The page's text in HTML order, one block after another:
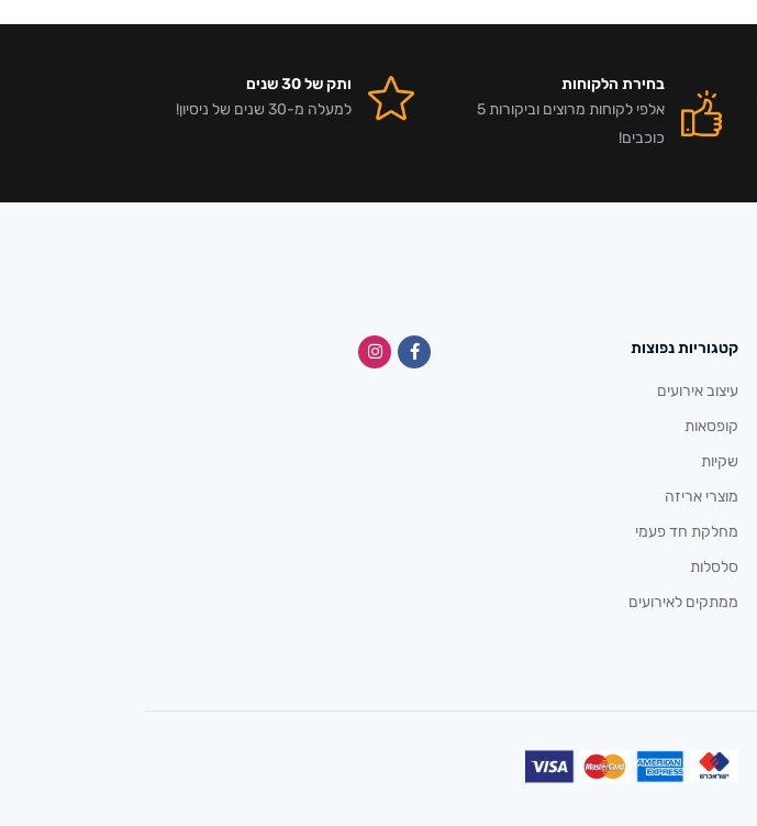
בחירת הלקוחות
אלפי לקוחות מרוצים וביקורות 5
כוכבים!
ותק של 30 שנים
למעלה מ-30 שנים של ניסיון!
קטגוריות נפוצות
עיצוב אירועים
קופסאות
שקיות
מוצרי אריזה
מחלקת חד פעמי
סלסלות
ממתקים לאירועים